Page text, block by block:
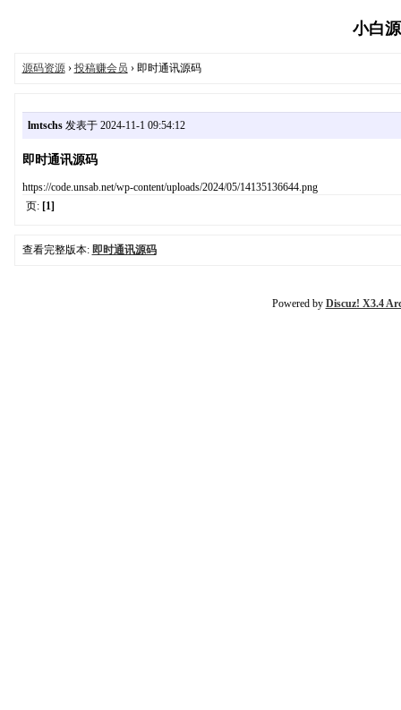
小白
源码资源› 投稿赚会员 › 即时通讯源码
lmtschs发表于 2024-11-1 09:54:12
即时通讯源码
https://code.unsab.net/wp-content/uploads/2024/05/14135136644.png
页: [1]
查看完整版本: 即时通讯源码
Powered by Discuz! X3.4